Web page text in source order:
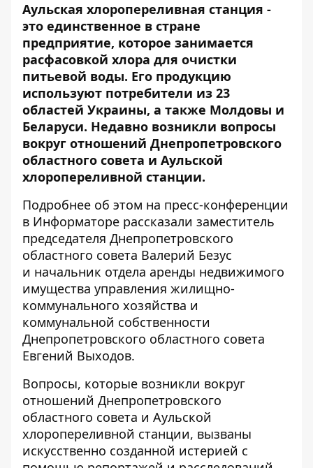
Аульская хлоропереливная станция -
это единственное в стране
предприятие, которое занимается
расфасовкой хлора для очистки
питьевой воды. Его продукцию
используют потребители из 23
областей Украины, а также Молдовы и
Беларуси. Недавно возникли вопросы
вокруг отношений Днепропетровского
областного совета и Аульской
хлоропереливной станции.
Подробнее об этом на пресс-конференции
в Информаторе рассказали заместитель
председателя Днепропетровского
областного совета Валерий Безус
и начальник отдела аренды недвижимого
имущества управления жилищно-
коммунального хозяйства и
коммунальной собственности
Днепропетровского областного совета
Евгений Выходов.
Вопросы, которые возникли вокруг
отношений Днепропетровского
областного совета и Аульской
хлоропереливной станции, вызваны
искусственно созданной истерией с